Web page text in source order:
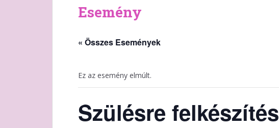
Esemény
« Összes Események
Ez az esemény elmúlt.
Szülésre felkészítés